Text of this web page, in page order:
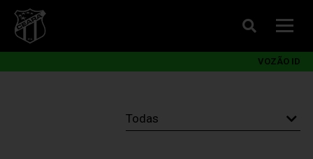
VOZÃO ID